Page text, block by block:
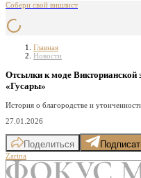
Собери свой вишлист
Главная
Новости
Отсылки к моде Викторианской
«Гусары»
История о благородстве и
27.01.2026
Поделиться
Zarina